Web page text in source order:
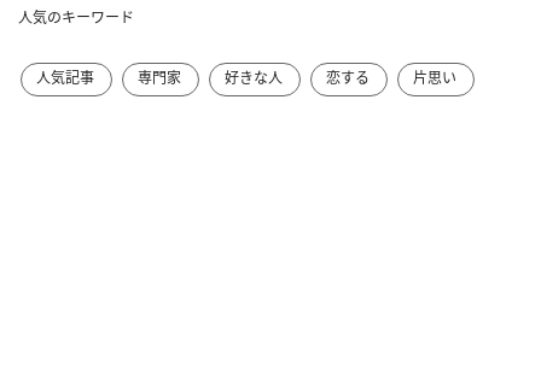
人気のキーワード
人気記事 専門家 好きな人 恋する 片思い